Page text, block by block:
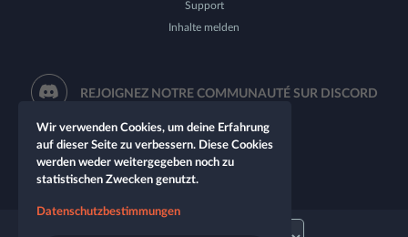
Support
Inhalte melden
REJOIGNEZ NOTRE COMMUNAUTÉ SUR DISCORD
Wir verwenden Cookies, um deine Erfahrung
auf dieser Seite zu verbessern. Diese Cookies
werden weder weitergegeben noch zu
statistischen Zwecken genutzt.
Datenschutzbestimmungen